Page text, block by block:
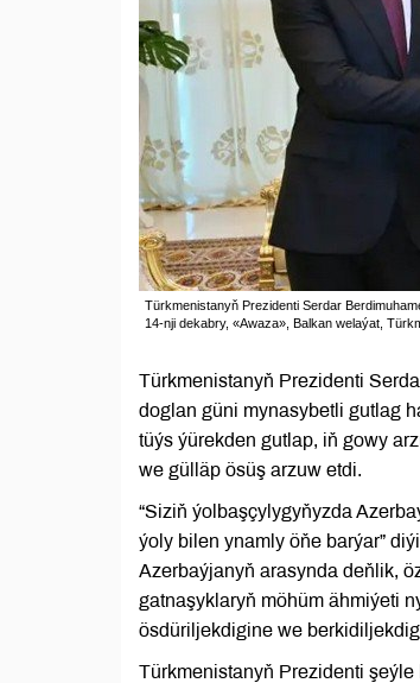
Türkmenistanyň Prezidenti Serdar
14-nji dekabry, «Awaza», Balkan welaýat,
Türkmenistanyň Prezidenti
doglan güni mynasybetli gutlag
tüýs ýürekden gutlap, iň gowy
we gülläp ösüş arzuw etdi.
“Siziň ýolbaşçylygyňyzda
ýoly bilen ynamly öňe barýar”
Azerbaýjanyň arasynda deňlik,
gatnaşyklaryň möhüm ähmiýeti
ösdüriljekdigine we
Türkmenistanyň Prezidenti